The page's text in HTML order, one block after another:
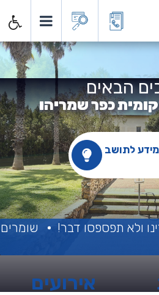
כפר
הבאים
כפר שמריהו
מידע לתושב
ולא תפספסו דבר! שומרים
אירועים